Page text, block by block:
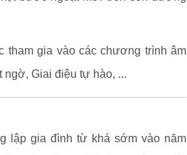
tham gia vào các chương trình âm
ngờ, Giai điệu tự hào, ...
lập gia đình từ khá sớm vào năm